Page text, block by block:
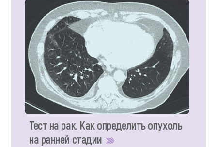
Тест на рак. Как определить опухоль
на ранней стадии